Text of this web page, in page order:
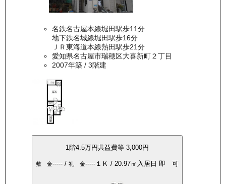
名鉄名古屋本線堀田駅歩11分
地下鉄名城線堀田駅歩16分
ＪＲ東海道本線熱田駅歩21分
愛知県名古屋市瑞穂区大喜新町２丁目
2007年築/ 3階建
1階4.5万円共益費等 3,000円
敷 金-----/ 礼 金-----１Ｋ / 20.97㎡ 入居日 即 可